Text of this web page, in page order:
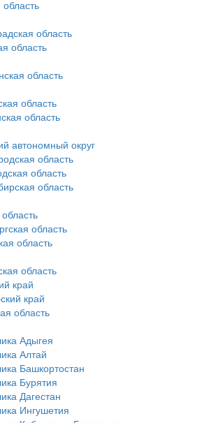
область
область
область
область
область
область
автономный округ
область
область
область
область
область
область
край
край
область
Адыгея
Алтай
Башкортостан
Бурятия
Дагестан
Ингушетия